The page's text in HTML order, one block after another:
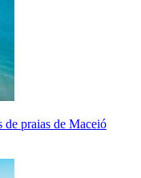
praias de Maceió